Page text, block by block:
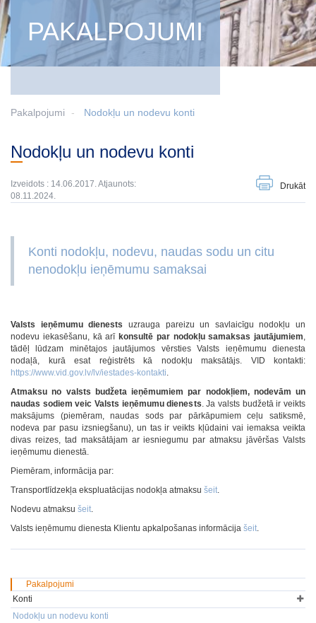
PAKALPOJUMI
Pakalpojumi Nodokļu un nodevu konti
Nodokļu un nodevu konti
Izveidots : 14.06.2017. Atjaunots:
08.11.2024.
Drukāt
Konti nodokļu, nodevu, naudas sodu un citu
nenodokļu ieņēmumu samaksai
Valsts ieņēmumu dienests uzrauga pareizu un savlaicīgu nodokļu un
nodevu iekasēšanu, kā arī konsultē par nodokļu samaksas jautājumiem,
tādēļ lūdzam minētajos jautājumos vērsties Valsts ieņēmumu dienesta
nodaļā, kurā esat reģistrēts kā nodokļu maksātājs. VID kontakti:
https://www.vid.gov.lv/lv/iestades-kontakti.
Atmaksu no valsts budžeta ieņēmumiem par nodokļiem, nodevām un
naudas sodiem veic Valsts ieņēmumu dienests. Ja valsts budžetā ir veikts
maksājums (piemēram, naudas sods par pārkāpumiem ceļu satiksmē,
nodeva par pasu izsniegšanu), un tas ir veikts kļūdaini vai iemaksa veikta
divas reizes, tad maksātājam ar iesniegumu par atmaksu jāvēršas Valsts
ieņēmumu dienestā.
Piemēram, informācija par:
Transportlīdzekļa ekspluatācijas nodokļa atmaksu šeit.
Nodevu atmaksu šeit.
Valsts ieņēmumu dienesta Klientu apkalpošanas informācija šeit.
Pakalpojumi
Konti
Nodokļu un nodevu konti